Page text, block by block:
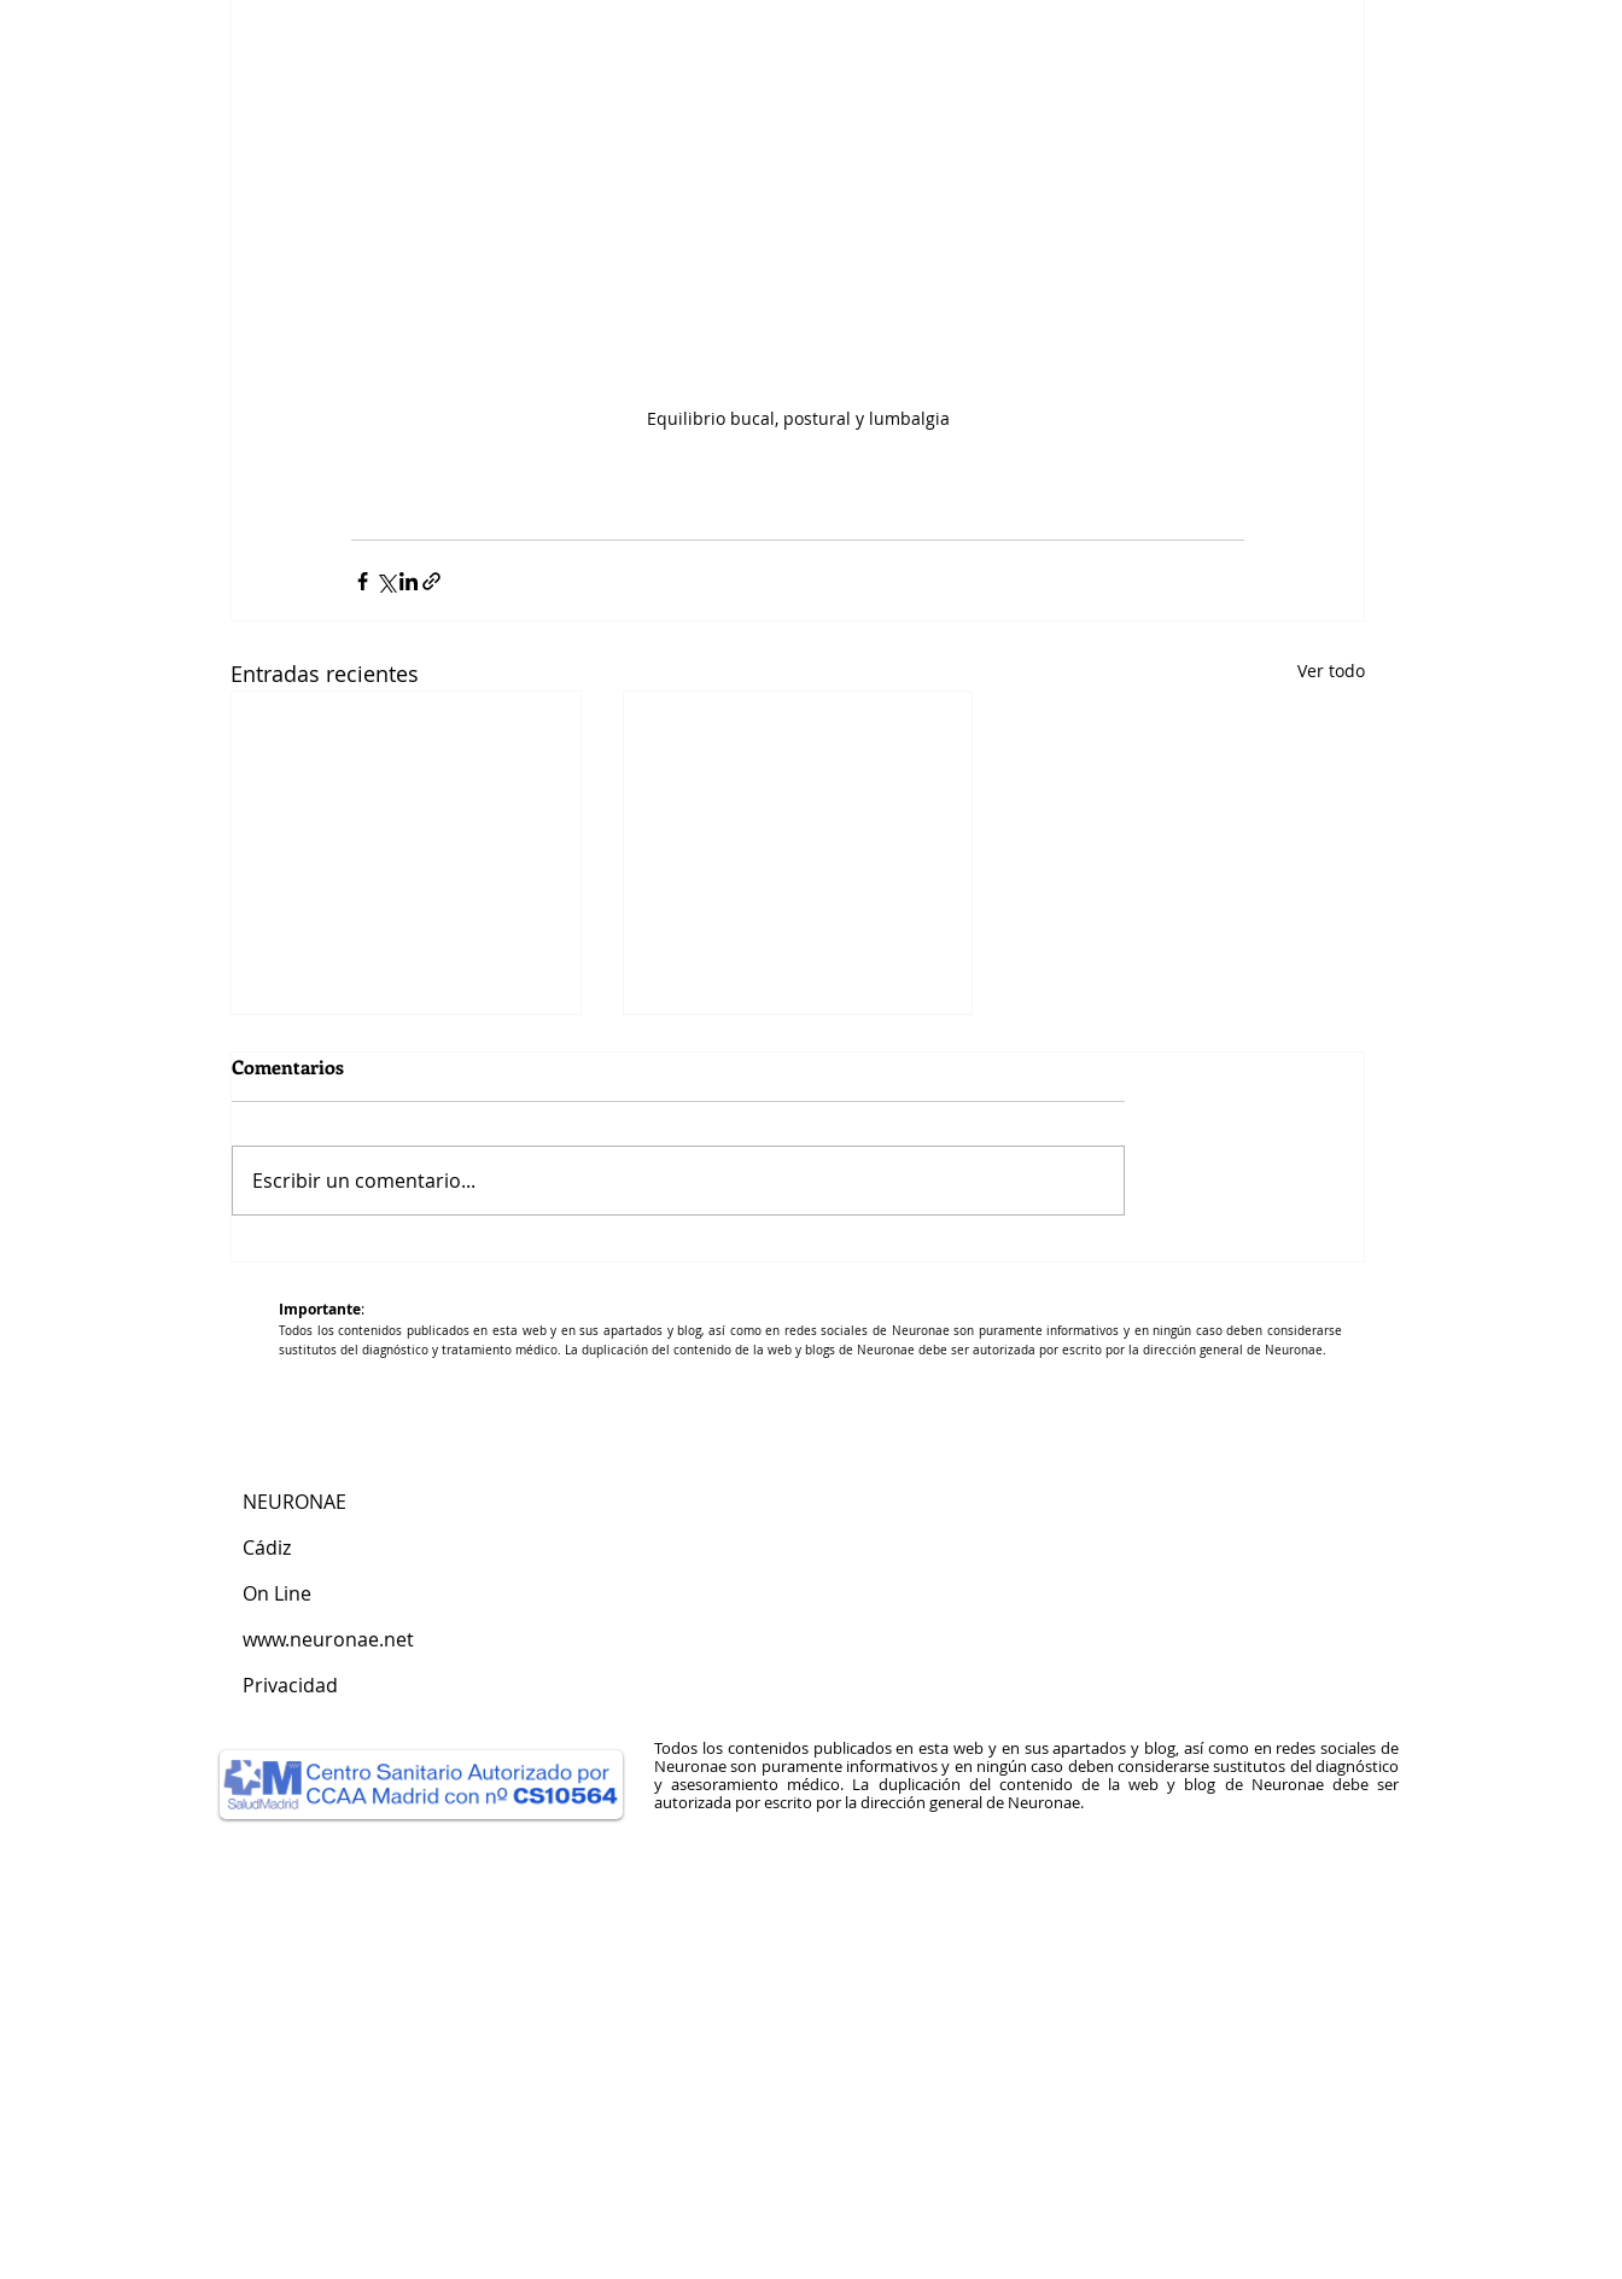
Equilibrio bucal, postural y lumbalgia
Entradas recientes Ver todo
Comentarios
Escribir un comentario...
Importante:
Todos los contenidos publicados en esta web y en sus apartados y blog, así como en redes sociales de Neuronae son puramente informativos y en ningún caso deben considerarse
sustitutos del diagnóstico y tratamiento médico. La duplicación del contenido de la web y blogs de Neuronae debe ser autorizada por escrito por la dirección general de Neuronae.
NEURONAE
Cádiz​
​On Line
www.neuronae.net
Privacidad
Todos los contenidos publicados en esta web y en sus apartados y blog, así como en redes sociales de
Neuronae son puramente informativos y en ningún caso deben considerarse sustitutos del diagnóstico
y asesoramiento médico. La duplicación del contenido de la web y blog de Neuronae debe ser
autorizada por escrito por la dirección general de Neuronae.